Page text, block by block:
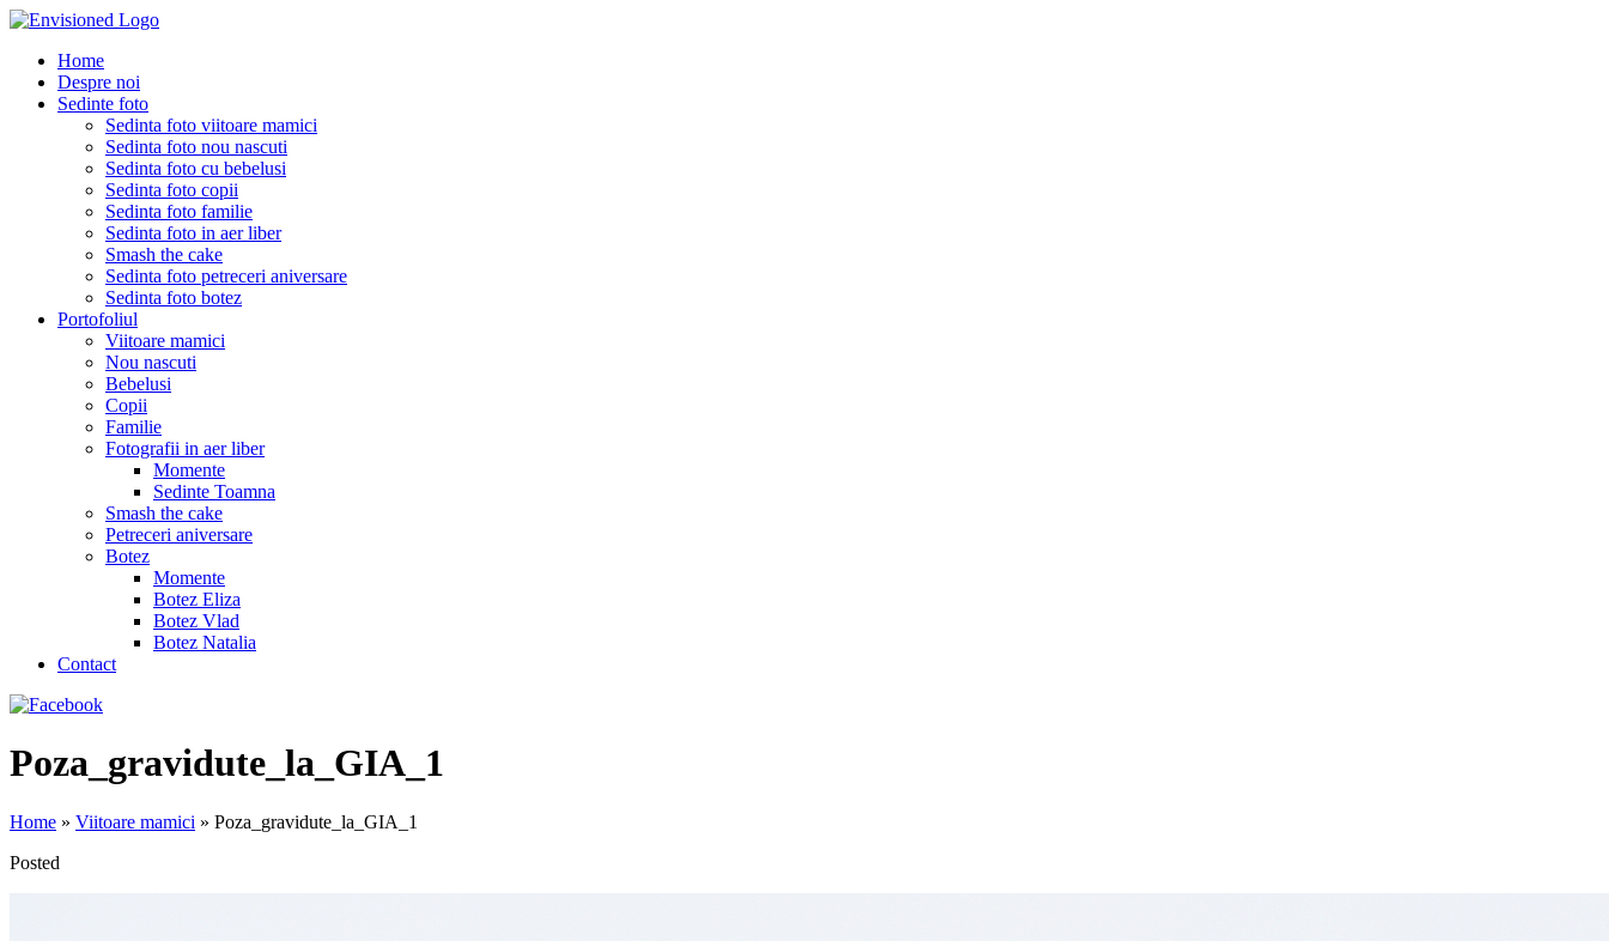
Home
Despre noi
Sedinte foto
Sedinta foto viitoare mamici
Sedinta foto nou nascuti
Sedinta foto cu bebelusi
Sedinta foto copii
Sedinta foto familie
Sedinta foto in aer liber
Smash the cake
Sedinta foto petreceri aniversare
Sedinta foto botez
Portofoliul
Viitoare mamici
Nou nascuti
Bebelusi
Copii
Familie
Fotografii in aer liber
Momente
Sedinte Toamna
Smash the cake
Petreceri aniversare
Botez
Momente
Botez Eliza
Botez Vlad
Botez Natalia
Contact
Poza_gravidute_la_GIA_1
Home » Viitoare mamici » Poza_gravidute_la_GIA_1
Posted